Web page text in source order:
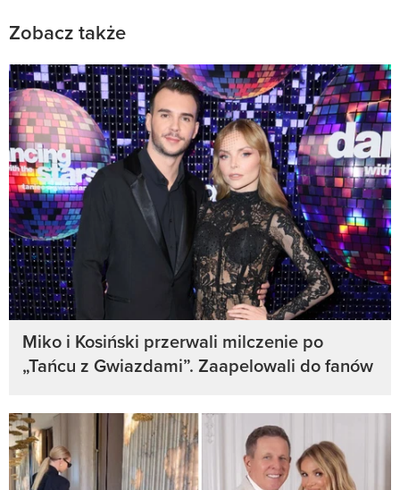
Zobacz także
Miko i Kosiński przerwali milczenie po
„Tańcu z Gwiazdami”. Zaapelowali do fanów